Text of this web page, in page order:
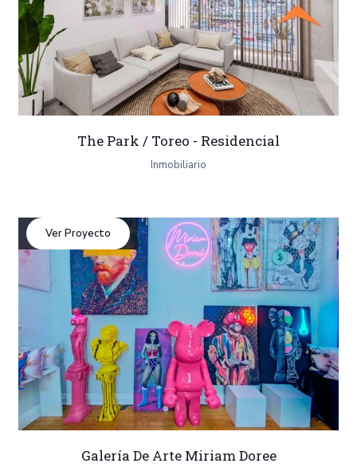
The Park / Toreo - Residencial
Inmobiliario
Ver Proyecto
Galería De Arte Miriam Doree